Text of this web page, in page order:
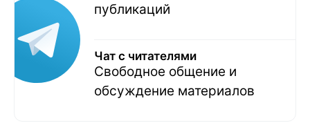
публикаций
Чат с читателями
Свободное общение и
обсуждение материалов